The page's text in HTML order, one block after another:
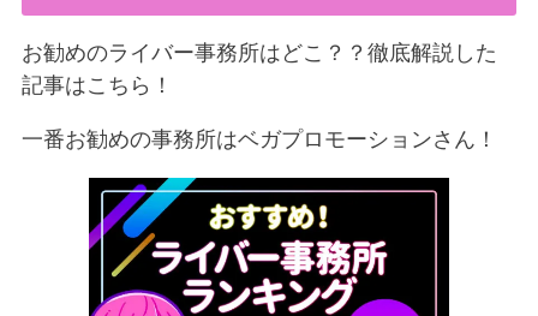
お勧めのライバー事務所はどこ？？徹底解説した
記事はこちら！
一番お勧めの事務所はベガプロモーションさん！